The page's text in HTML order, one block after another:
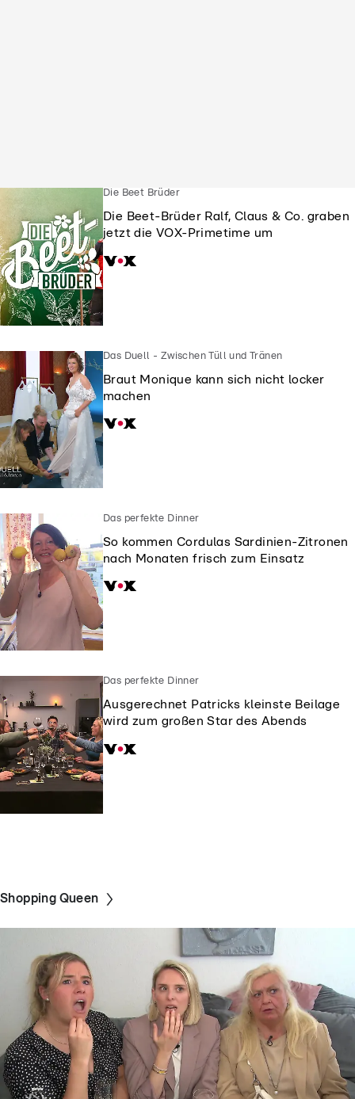
Die Beet Brüder
Die Beet-Brüder Ralf, Claus & Co. graben
jetzt die VOX-Primetime um
Das Duell - Zwischen Tüll und Tränen
Braut Monique kann sich nicht locker
machen
Das perfekte Dinner
So kommen Cordulas Sardinien-Zitronen
nach Monaten frisch zum Einsatz
Das perfekte Dinner
Ausgerechnet Patricks kleinste Beilage
wird zum großen Star des Abends
Shopping Queen